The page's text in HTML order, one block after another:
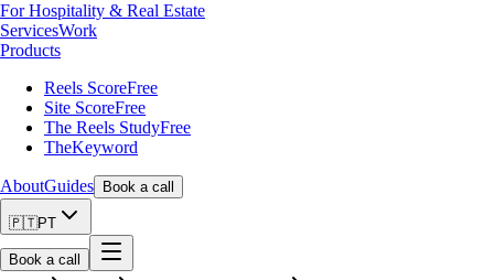
For Hospitality & Real Estate
ServicesWork
Products
Reels ScoreFree
Site ScoreFree
The Reels StudyFree
TheKeyword
AboutGuides Book a call
🇵🇹PT
Book a call